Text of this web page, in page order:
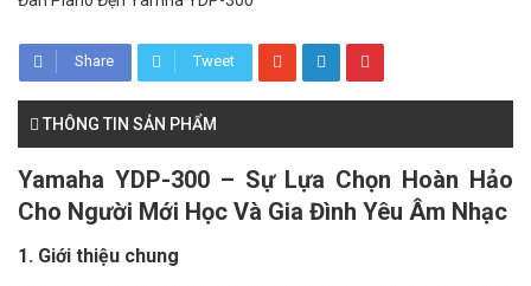
Share Tweet
THÔNG TIN SẢN PHẨM
Yamaha YDP-300 – Sự Lựa Chọn Hoàn Hảo
Cho Người Mới Học Và Gia Đình Yêu Âm Nhạc
1. Giới thiệu chung